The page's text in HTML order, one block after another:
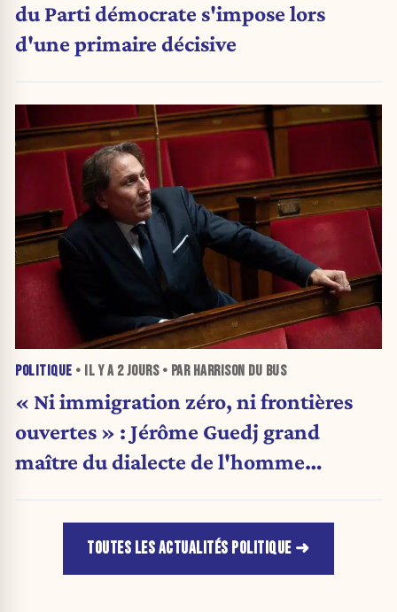
du Parti démocrate s'impose lors
d'une primaire décisive
POLITIQUE • IL Y A 2 JOURS• PAR HARRISON DU BUS
« Ni immigration zéro, ni frontières
ouvertes » : Jérôme Guedj grand
maître du dialecte de l'homme
TOUTES LES ACTUALITÉS POLITIQUE